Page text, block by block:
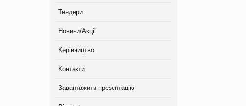
Тендери
Новини/Акції
Керівництво
Контакти
Завантажити презентацію